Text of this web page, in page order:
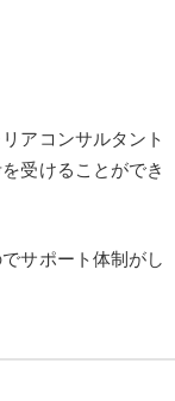
アコンサルタント
受けることができ
サポート体制がし